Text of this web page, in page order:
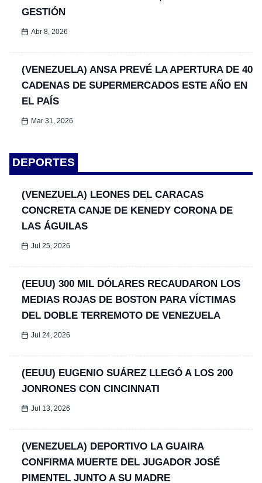
GESTIÓN
Abr 8, 2026
(VENEZUELA) ANSA PREVÉ LA APERTURA DE 40
CADENAS DE SUPERMERCADOS ESTE AÑO EN
EL PAÍS
Mar 31, 2026
DEPORTES
(VENEZUELA) LEONES DEL CARACAS
CONCRETA CANJE DE KENEDY CORONA DE
LAS ÁGUILAS
Jul 25, 2026
(EEUU) 300 MIL DÓLARES RECAUDARON LOS
MEDIAS ROJAS DE BOSTON PARA VÍCTIMAS
DEL DOBLE TERREMOTO DE VENEZUELA
Jul 24, 2026
(EEUU) EUGENIO SUÁREZ LLEGÓ A LOS 200
JONRONES CON CINCINNATI
Jul 13, 2026
(VENEZUELA) DEPORTIVO LA GUAIRA
CONFIRMA MUERTE DEL JUGADOR JOSÉ
PIMENTEL JUNTO A SU MADRE